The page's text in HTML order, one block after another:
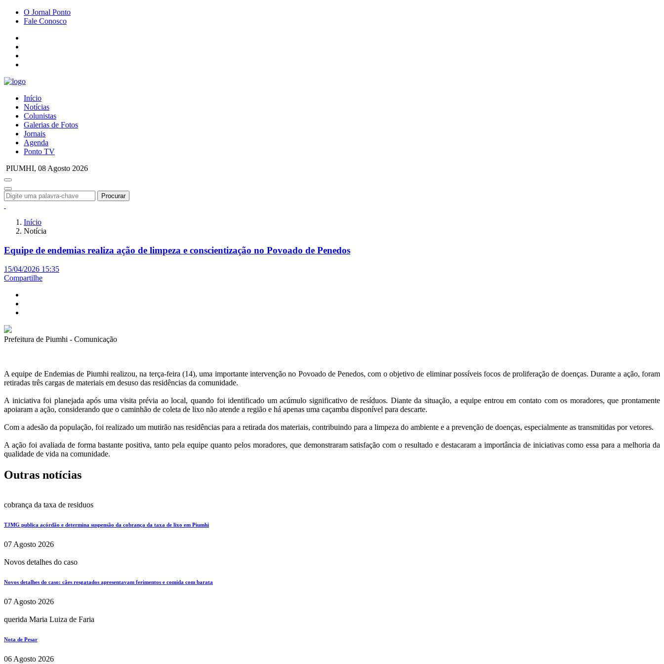
O Jornal Ponto
Fale Conosco
Início
Notícias
Colunistas
Galerias de Fotos
Jornais
Agenda
Ponto TV
PIUMHI, 08 Agosto 2026
Procurar
Início
Notícia
Equipe de endemias realiza ação de limpeza e conscientização no Povoado de Penedos
15/04/2026 15:35
Compartilhe
Prefeitura de Piumhi - Comunicação
A equipe de Endemias de Piumhi realizou, na terça-feira (14), uma importante intervenção no Povoado de Penedos, com o objetivo de eliminar possíveis focos de proliferação de doenças. Durante a ação, foram
retiradas três cargas de materiais em desuso das residências da comunidade.
A iniciativa foi planejada após uma visita prévia ao local, quando foi identificado um acúmulo significativo de resíduos. Diante da situação, a equipe entrou em contato com os moradores, que prontamente
apoiaram a ação, considerando que o caminhão de coleta de lixo não atende a região e há apenas uma caçamba disponível para descarte.
Com a adesão da população, foi realizado um mutirão nas residências para a retirada dos materiais, contribuindo para a limpeza do ambiente e a prevenção de doenças, especialmente as transmitidas por vetores.
A ação foi avaliada de forma bastante positiva, tanto pela equipe quanto pelos moradores, que demonstraram satisfação com o resultado e destacaram a importância de iniciativas como essa para a melhoria da
qualidade de vida na comunidade.
Outras notícias
cobrança da taxa de residuos
TJMG publica acórdão e determina suspensão da cobrança da taxa de lixo em Piumhi
07 Agosto 2026
Novos detalhes do caso
Novos detalhes do caso: cães resgatados apresentavam ferimentos e comida com barata
07 Agosto 2026
querida Maria Luiza de Faria
Nota de Pesar
06 Agosto 2026